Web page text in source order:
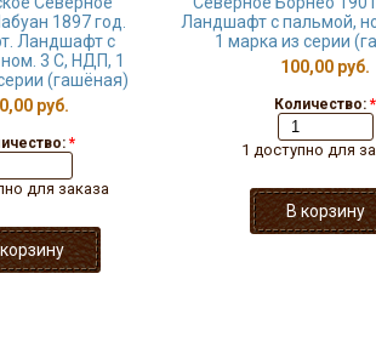
1897 год.
Ландшафт с
3 С, НДП, 1
(гашёная)
руб.
*
для заказа
Ландшафт с пальмой,
1 марка из серии
100,00 руб.
Количество: *
1 доступно для